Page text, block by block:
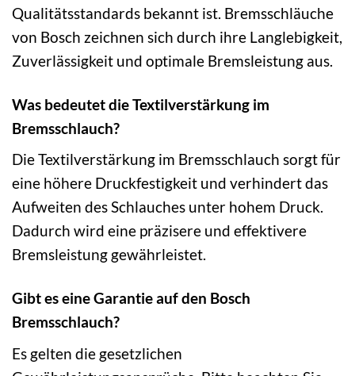
Qualitätsstandards bekannt ist. Bremsschläuche
von Bosch zeichnen sich durch ihre Langlebigkeit,
Zuverlässigkeit und optimale Bremsleistung aus.
Was bedeutet die Textilverstärkung im
Bremsschlauch?
Die Textilverstärkung im Bremsschlauch sorgt für
eine höhere Druckfestigkeit und verhindert das
Aufweiten des Schlauches unter hohem Druck.
Dadurch wird eine präzisere und effektivere
Bremsleistung gewährleistet.
Gibt es eine Garantie auf den Bosch
Bremsschlauch?
Es gelten die gesetzlichen